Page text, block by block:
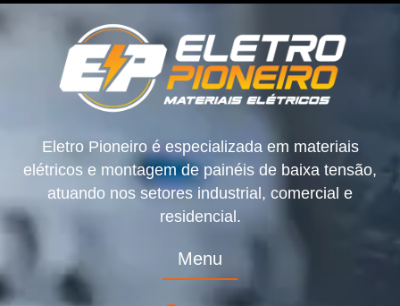
Eletro Pioneiro é especializada em materiais
elétricos e montagem de painéis de baixa tensão,
atuando nos setores industrial, comercial e
residencial.
Menu